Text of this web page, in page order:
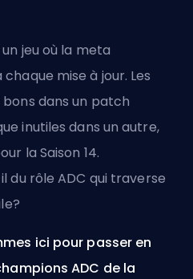
jeu où la meta
mise à jour. Les
dans un patch
inutiles dans un autre,
la Saison 14.
du rôle ADC qui traverse
ici pour passer en
ADC de la